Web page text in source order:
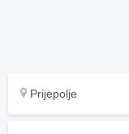
Prijepolje